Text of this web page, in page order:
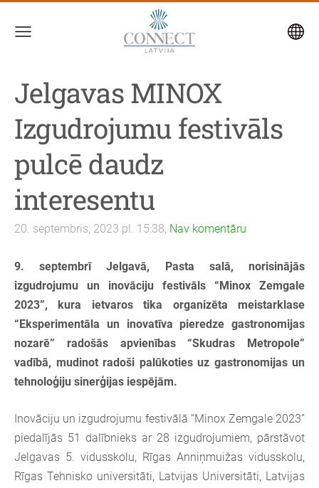
Jelgavas MINOX
Izgudrojumu festivāls
pulcē daudz
interesentu
20. septembris, 2023 pl. 15:38, Nav komentāru
9. septembrī Jelgavā, Pasta salā, norisinājās
izgudrojumu un inovāciju festivāls “Minox Zemgale
2023”, kura ietvaros tika organizēta meistarklase
“Eksperimentāla un inovatīva pieredze gastronomijas
nozarē” radošās apvienības “Skudras Metropole”
vadībā, mudinot radoši palūkoties uz gastronomijas un
tehnoloģiju sinerģijas iespējām.
Inovāciju un izgudrojumu festivālā “Minox Zemgale 2023”
piedalījās 51 dalībnieks ar 28 izgudrojumiem, pārstāvot
Jelgavas 5. vidusskolu, Rīgas Anniņmuižas vidusskolu,
Rīgas Tehnisko universitāti, Latvijas Universitāti, Latvijas